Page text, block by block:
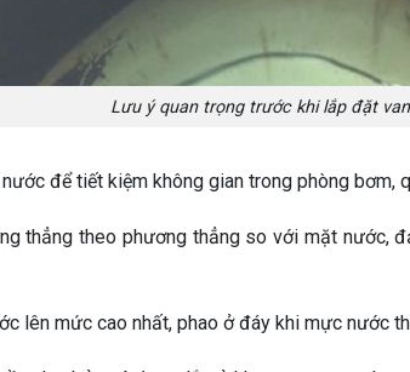
Lưu ý quan trọng trước khi lắp đặt
để tiết kiệm không gian trong phòng bơm,
thẳng theo phương thẳng so với mặt nước,
lên mức cao nhất, phao ở đáy khi mực nước